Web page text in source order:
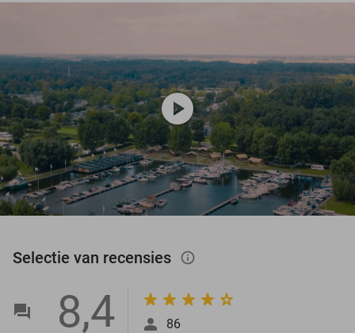
play_circle
Selectie van recensies info_outlined
8,4 86